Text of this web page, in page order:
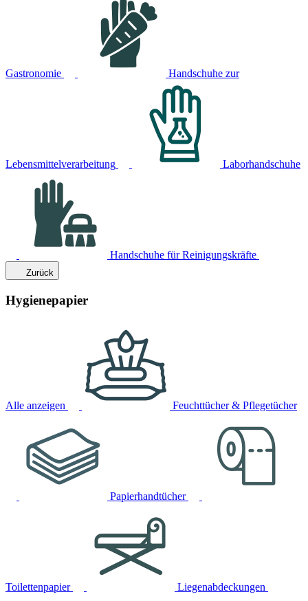
Gastronomie Handschuhe zur
Lebensmittelverarbeitung Laborhandschuhe
Handschuhe für Reinigungskräfte
Zurück
Hygienepapier
Alle anzeigen Feuchttücher & Pflegetücher
Papierhandtücher
Toilettenpapier Liegenabdeckungen